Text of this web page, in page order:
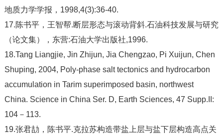
地质力学学报，1998,4(3):36-40.
17.陈书平，王智帮.断层形态与滚动背斜.石油科技发展与研究
（论文集），东营:石油大学出版社,1996.
18.Tang Liangjie, Jin Zhijun, Jia Chengzao, Pi Xuijun, Chen
Shuping, 2004, Poly-phase salt tectonics and hydrocarbon
accumulation in Tarim superimposed basin, northwest
China. Science in China Ser. D, Earth Sciences, 47 Supp.II:
104－113.
19.张君劼，陈书平.克拉苏构造带盐上层与盐下层构造高点关